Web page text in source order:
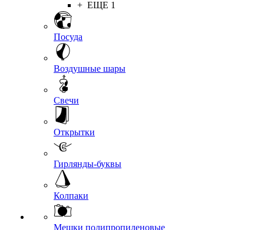
+ ЕЩЕ 1
Посуда
Воздушные шары
Свечи
Открытки
Гирлянды-буквы
Колпаки
Мешки полипропиленовые